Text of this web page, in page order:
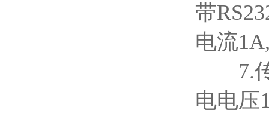
带
电流
7.传
电电压